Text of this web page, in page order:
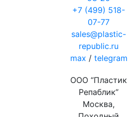
+7 (499) 518-
07-77
sales@plastic-
republic.ru
max / telegram
ООО “Пластик
Репаблик”
Москва,